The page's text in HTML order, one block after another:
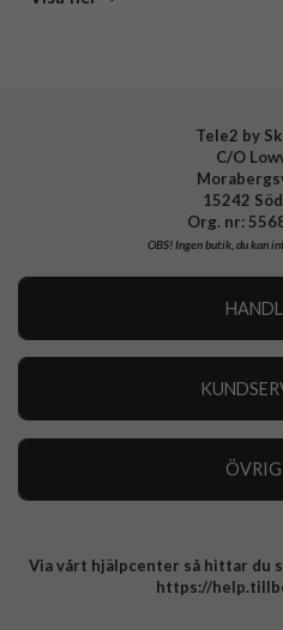
Nothing Phone 3 Laddare,
Samsung Galaxy A57 Laddare,
Samsung Galaxy A37 Laddare,
Samsung Galaxy A27 Laddare,
OnePlus 15R Laddare, Kablar &
Tele2 by
C/O
15242
Org. nr:
OBS!Ingen butik, du kan
Integritetspolicy
Via vårt hjälpcenter så hittar du
https://